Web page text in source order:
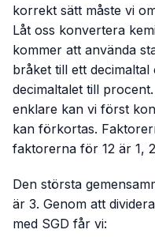
korrekt sätt måste vi
Låt oss konvertera
kommer att använda
bråket till ett
decimaltalet till
enklare kan vi först
kan förkortas.
faktorerna för 12 är 1,
Den största
är 3. Genom att
med SGD får vi: